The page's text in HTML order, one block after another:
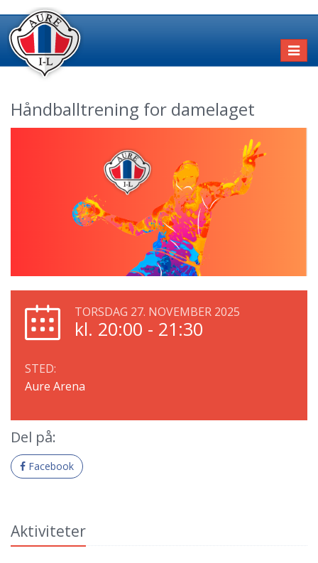
Håndballtrening for damelaget
TORSDAG 27. NOVEMBER 2025
kl. 20:00 - 21:30
STED:
Aure Arena
Del på:
Facebook
Aktiviteter